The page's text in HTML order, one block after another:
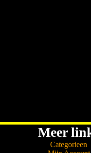
Meer
Categorieen